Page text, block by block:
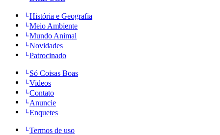
História e Geografia
Meio Ambiente
Mundo Animal
Novidades
Patrocinado
Só Coisas Boas
Videos
Contato
Anuncie
Enquetes
Termos de uso